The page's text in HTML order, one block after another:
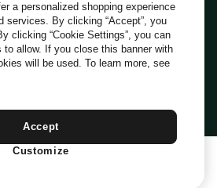
Preferenze Cookie
Condizioni
Italiano
a personalized shopping experience
services. By clicking “Accept”, you
clicking “Cookie Settings”, you can
to allow. If you close this banner with
will be used. To learn more, see
Accept
Customize